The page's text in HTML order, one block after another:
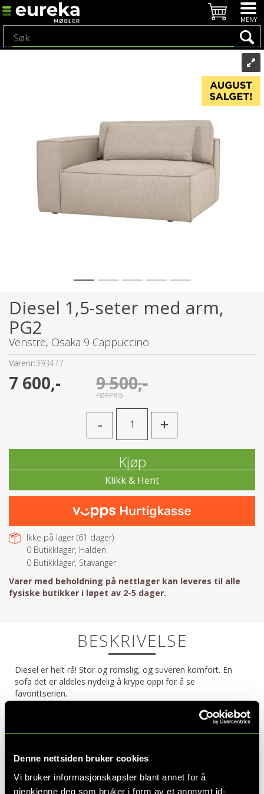
Denne nettsiden bruker cookies
Vi bruker informasjonskapsler blant annet for å
gjenkjenne deg som bruker i form av et anonymt id-
Diesel 1,5-seter med arm,
PG2
Venstre, Osaka 9 Cappuccino
Varenr:393477
7 600,- 9 500,-
FØRPRIS
- +
Kjøp
Ikke på lager (61 dager)
0 Butikklager, Halden
0 Butikklager, Stavanger
Varer med beholdning på nettlager kan leveres til alle
fysiske butikker i løpet av 2-5 dager.
BESKRIVELSE
Diesel er helt rå! Stor og romslig, og suveren komfort. En
sofa det er aldeles nydelig å krype oppi for å se
favorittserien.
Produktdetaljer
S-formet fjær